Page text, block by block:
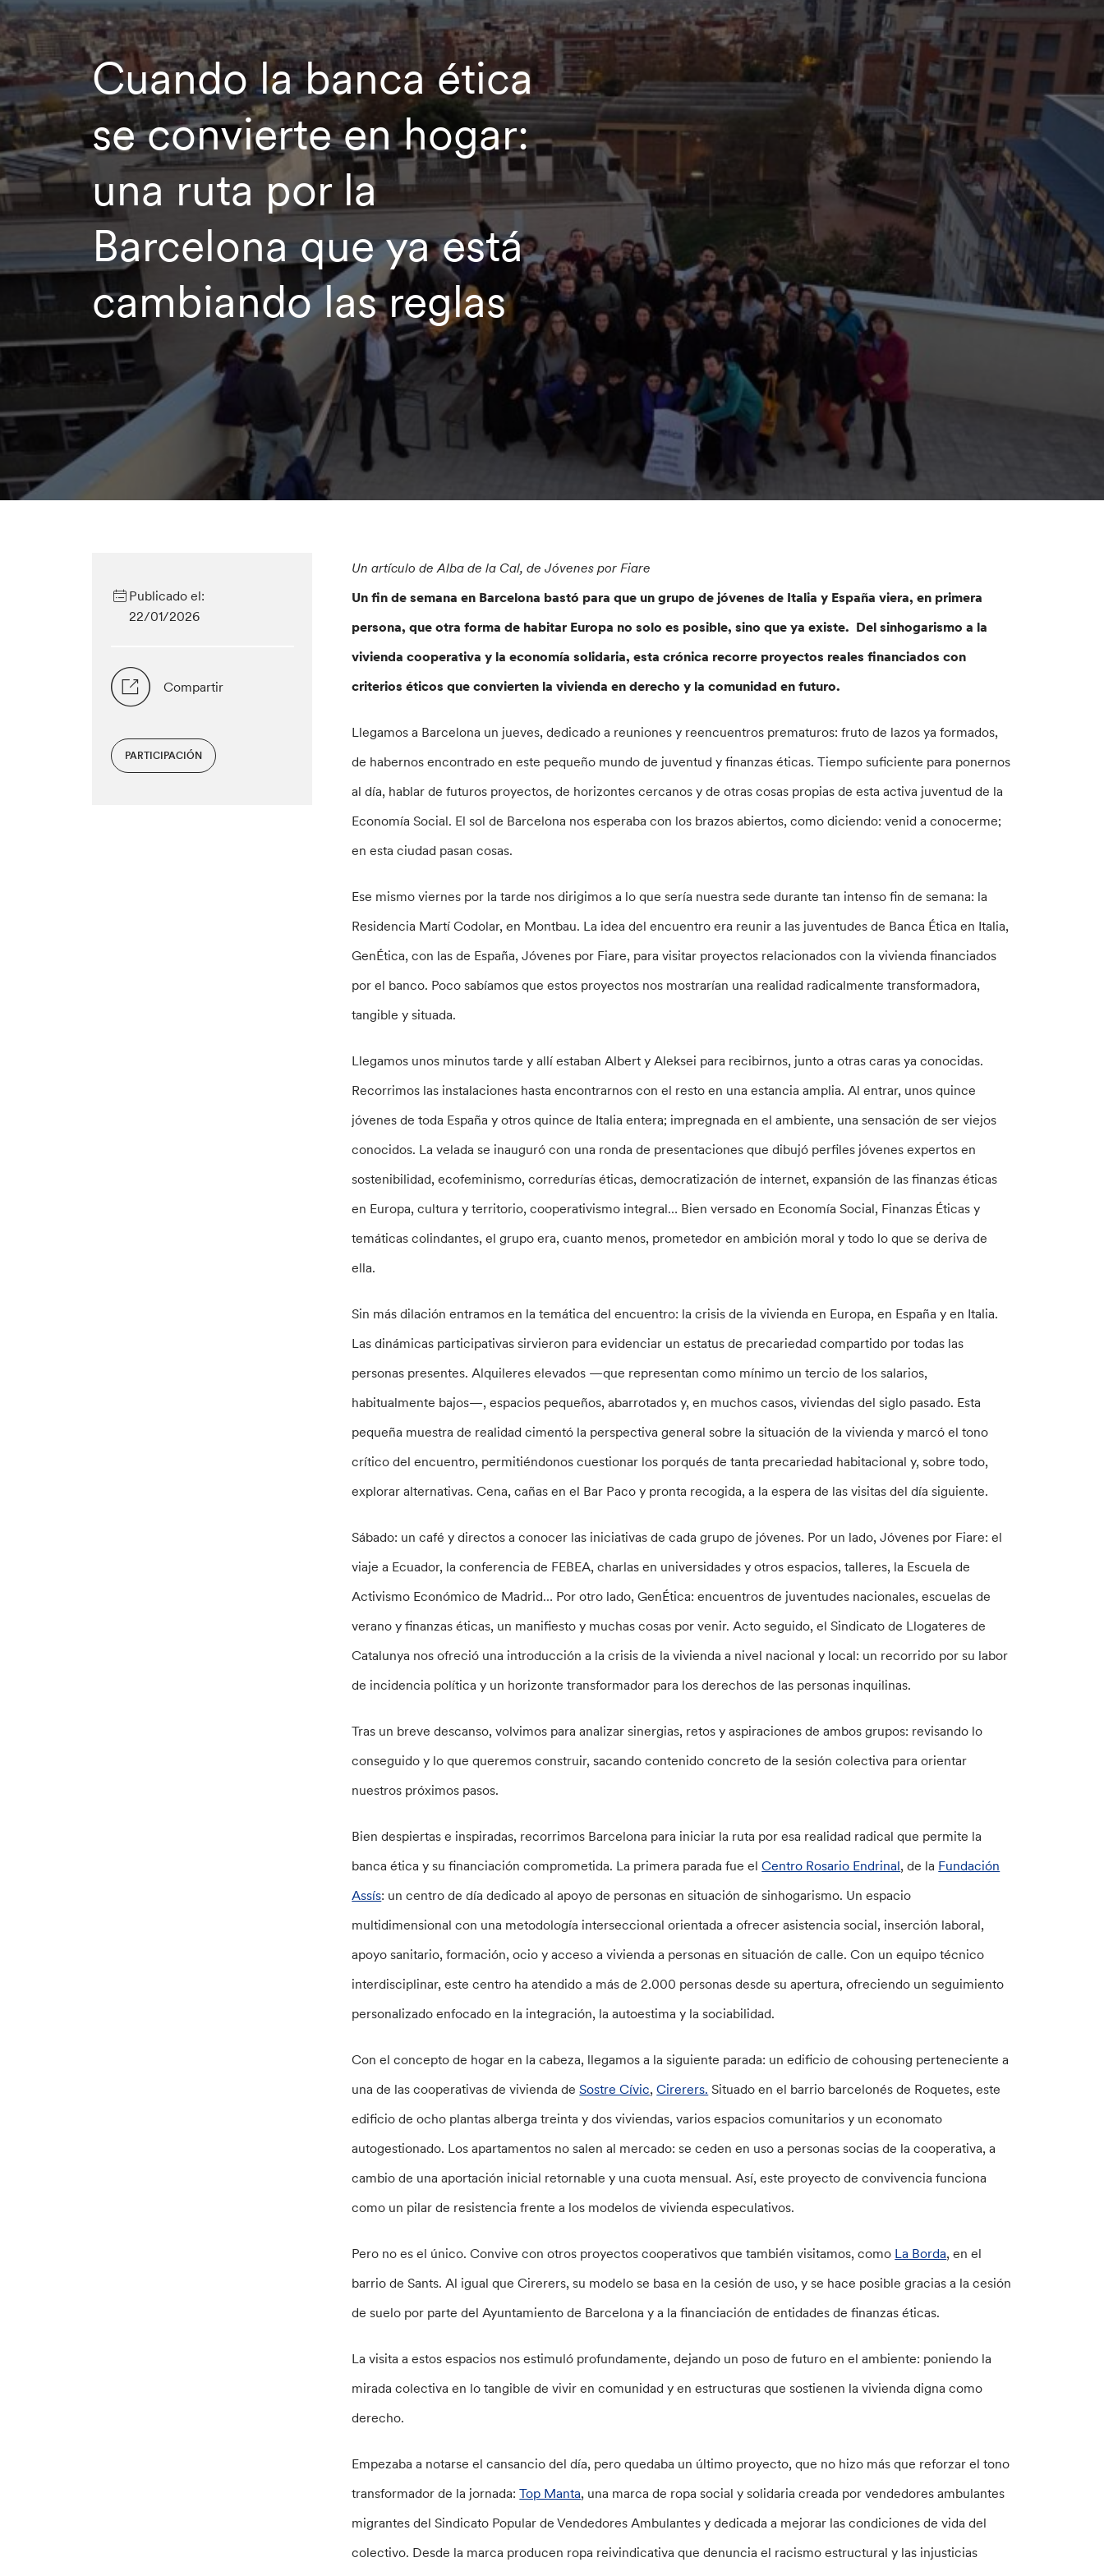
Cuando la banca ética
se convierte en hogar:
una ruta por la
Barcelona que ya está
cambiando las reglas
Publicado el:
22/01/2026
Compartir
PARTICIPACIÓN
Un artículo de Alba de la Cal, de Jóvenes por Fiare
Un fin de semana en Barcelona bastó para que un grupo de jóvenes de Italia y España viera, en primera
persona, que otra forma de habitar Europa no solo es posible, sino que ya existe. Del sinhogarismo a la
vivienda cooperativa y la economía solidaria, esta crónica recorre proyectos reales financiados con
criterios éticos que convierten la vivienda en derecho y la comunidad en futuro.
Llegamos a Barcelona un jueves, dedicado a reuniones y reencuentros prematuros: fruto de lazos ya formados,
de habernos encontrado en este pequeño mundo de juventud y finanzas éticas. Tiempo suficiente para ponernos
al día, hablar de futuros proyectos, de horizontes cercanos y de otras cosas propias de esta activa juventud de la
Economía Social. El sol de Barcelona nos esperaba con los brazos abiertos, como diciendo: venid a conocerme;
en esta ciudad pasan cosas.
Ese mismo viernes por la tarde nos dirigimos a lo que sería nuestra sede durante tan intenso fin de semana: la
Residencia Martí Codolar, en Montbau. La idea del encuentro era reunir a las juventudes de Banca Ética en Italia,
GenÉtica, con las de España, Jóvenes por Fiare, para visitar proyectos relacionados con la vivienda financiados
por el banco. Poco sabíamos que estos proyectos nos mostrarían una realidad radicalmente transformadora,
tangible y situada.
Llegamos unos minutos tarde y allí estaban Albert y Aleksei para recibirnos, junto a otras caras ya conocidas.
Recorrimos las instalaciones hasta encontrarnos con el resto en una estancia amplia. Al entrar, unos quince
jóvenes de toda España y otros quince de Italia entera; impregnada en el ambiente, una sensación de ser viejos
conocidos. La velada se inauguró con una ronda de presentaciones que dibujó perfiles jóvenes expertos en
sostenibilidad, ecofeminismo, corredurías éticas, democratización de internet, expansión de las finanzas éticas
en Europa, cultura y territorio, cooperativismo integral… Bien versado en Economía Social, Finanzas Éticas y
temáticas colindantes, el grupo era, cuanto menos, prometedor en ambición moral y todo lo que se deriva de
ella.
Sin más dilación entramos en la temática del encuentro: la crisis de la vivienda en Europa, en España y en Italia.
Las dinámicas participativas sirvieron para evidenciar un estatus de precariedad compartido por todas las
personas presentes. Alquileres elevados —que representan como mínimo un tercio de los salarios,
habitualmente bajos—, espacios pequeños, abarrotados y, en muchos casos, viviendas del siglo pasado. Esta
pequeña muestra de realidad cimentó la perspectiva general sobre la situación de la vivienda y marcó el tono
crítico del encuentro, permitiéndonos cuestionar los porqués de tanta precariedad habitacional y, sobre todo,
explorar alternativas. Cena, cañas en el Bar Paco y pronta recogida, a la espera de las visitas del día siguiente.
Sábado: un café y directos a conocer las iniciativas de cada grupo de jóvenes. Por un lado, Jóvenes por Fiare: el
viaje a Ecuador, la conferencia de FEBEA, charlas en universidades y otros espacios, talleres, la Escuela de
Activismo Económico de Madrid… Por otro lado, GenÉtica: encuentros de juventudes nacionales, escuelas de
verano y finanzas éticas, un manifiesto y muchas cosas por venir. Acto seguido, el Sindicato de Llogateres de
Catalunya nos ofreció una introducción a la crisis de la vivienda a nivel nacional y local: un recorrido por su labor
de incidencia política y un horizonte transformador para los derechos de las personas inquilinas.
Tras un breve descanso, volvimos para analizar sinergias, retos y aspiraciones de ambos grupos: revisando lo
conseguido y lo que queremos construir, sacando contenido concreto de la sesión colectiva para orientar
nuestros próximos pasos.
Bien despiertas e inspiradas, recorrimos Barcelona para iniciar la ruta por esa realidad radical que permite la
banca ética y su financiación comprometida. La primera parada fue elCentro Rosario Endrinal, de la Fundación
Assís: un centro de día dedicado al apoyo de personas en situación de sinhogarismo. Un espacio
multidimensional con una metodología interseccional orientada a ofrecer asistencia social, inserción laboral,
apoyo sanitario, formación, ocio y acceso a vivienda a personas en situación de calle. Con un equipo técnico
interdisciplinar, este centro ha atendido a más de 2.000 personas desde su apertura, ofreciendo un seguimiento
personalizado enfocado en la integración, la autoestima y la sociabilidad.
Con el concepto de hogar en la cabeza, llegamos a la siguiente parada: un edificio de cohousing perteneciente a
una de las cooperativas de vivienda deSostre Cívic,Cirerers. Situado en el barrio barcelonés de Roquetes, este
edificio de ocho plantas alberga treinta y dos viviendas, varios espacios comunitarios y un economato
autogestionado. Los apartamentos no salen al mercado: se ceden en uso a personas socias de la cooperativa, a
cambio de una aportación inicial retornable y una cuota mensual. Así, este proyecto de convivencia funciona
como un pilar de resistencia frente a los modelos de vivienda especulativos.
Pero no es el único. Convive con otros proyectos cooperativos que también visitamos, como La Borda, en el
barrio de Sants. Al igual que Cirerers, su modelo se basa en la cesión de uso, y se hace posible gracias a la cesión
de suelo por parte del Ayuntamiento de Barcelona y a la financiación de entidades de finanzas éticas.
La visita a estos espacios nos estimuló profundamente, dejando un poso de futuro en el ambiente: poniendo la
mirada colectiva en lo tangible de vivir en comunidad y en estructuras que sostienen la vivienda digna como
derecho.
Empezaba a notarse el cansancio del día, pero quedaba un último proyecto, que no hizo más que reforzar el tono
transformador de la jornada:Top Manta, una marca de ropa social y solidaria creada por vendedores ambulantes
migrantes del Sindicato Popular de Vendedores Ambulantes y dedicada a mejorar las condiciones de vida del
colectivo. Desde la marca producen ropa reivindicativa que denuncia el racismo estructural y las injusticias